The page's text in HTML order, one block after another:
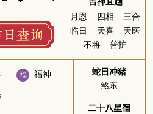
月恩
四相
三合
临日
天喜
天医
不将
普护
福 福神
蛇日冲猪
煞东
二十八星宿